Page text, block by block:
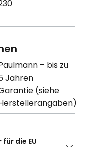
– bis zu
Jahren
(siehe
die EU